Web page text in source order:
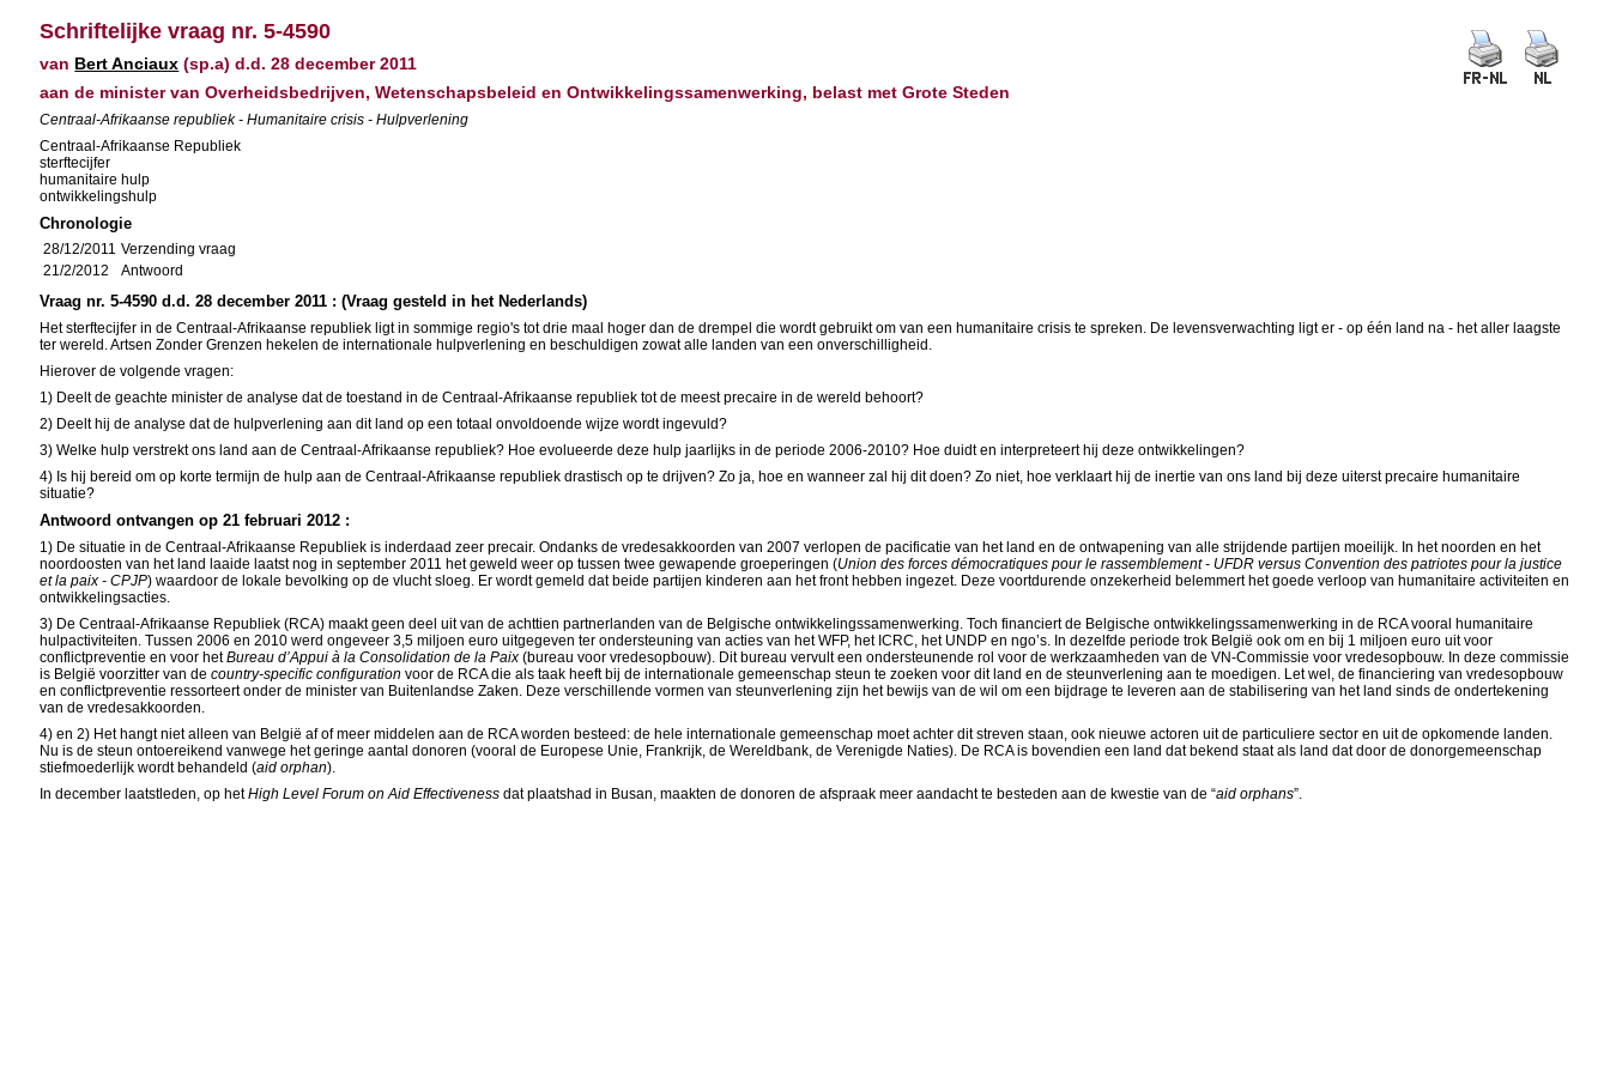
Schriftelijke vraag nr. 5-4590
van Bert Anciaux (sp.a) d.d. 28 december 2011
aan de minister van Overheidsbedrijven, Wetenschapsbeleid en Ontwikkelingssamenwerking, belast met Grote Steden
Centraal-Afrikaanse republiek - Humanitaire crisis - Hulpverlening
Centraal-Afrikaanse Republiek
sterftecijfer
humanitaire hulp
ontwikkelingshulp
Chronologie
28/12/2011 Verzending vraag
21/2/2012
Antwoord
Vraag nr. 5-4590 d.d. 28 december 2011 : (Vraag gesteld in het Nederlands)
Het sterftecijfer in de Centraal-Afrikaanse republiek ligt in sommige regio's tot drie maal hoger dan de drempel die wordt gebruikt om van een humanitaire crisis te spreken. De levensverwachting ligt er - op één land na - het aller laagste
ter wereld. Artsen Zonder Grenzen hekelen de internationale hulpverlening en beschuldigen zowat alle landen van een onverschilligheid.
Hierover de volgende vragen:
1) Deelt de geachte minister de analyse dat de toestand in de Centraal-Afrikaanse republiek tot de meest precaire in de wereld behoort?
2) Deelt hij de analyse dat de hulpverlening aan dit land op een totaal onvoldoende wijze wordt ingevuld?
3) Welke hulp verstrekt ons land aan de Centraal-Afrikaanse republiek? Hoe evolueerde deze hulp jaarlijks in de periode 2006-2010? Hoe duidt en interpreteert hij deze ontwikkelingen?
4) Is hij bereid om op korte termijn de hulp aan de Centraal-Afrikaanse republiek drastisch op te drijven? Zo ja, hoe en wanneer zal hij dit doen? Zo niet, hoe verklaart hij de inertie van ons land bij deze uiterst precaire humanitaire
situatie?
Antwoord ontvangen op 21 februari 2012 :
1) De situatie in de Centraal-Afrikaanse Republiek is inderdaad zeer precair. Ondanks de vredesakkoorden van 2007 verlopen de pacificatie van het land en de ontwapening van alle strijdende partijen moeilijk. In het noorden en het
noordoosten van het land laaide laatst nog in september 2011 het geweld weer op tussen twee gewapende groeperingen (Union des forces démocratiques pour le rassemblement - UFDR versus Convention des patriotes pour la justice
et la paix - CPJP) waardoor de lokale bevolking op de vlucht sloeg. Er wordt gemeld dat beide partijen kinderen aan het front hebben ingezet. Deze voortdurende onzekerheid belemmert het goede verloop van humanitaire activiteiten en
ontwikkelingsacties.
3) De Centraal-Afrikaanse Republiek (RCA) maakt geen deel uit van de achttien partnerlanden van de Belgische ontwikkelingssamenwerking. Toch financiert de Belgische ontwikkelingssamenwerking in de RCA vooral humanitaire
hulpactiviteiten. Tussen 2006 en 2010 werd ongeveer 3,5 miljoen euro uitgegeven ter ondersteuning van acties van het WFP, het ICRC, het UNDP en ngo’s. In dezelfde periode trok België ook om en bij 1 miljoen euro uit voor
conflictpreventie en voor hetBureau d’Appui à la Consolidation de la Paix(bureau voor vredesopbouw). Dit bureau vervult een ondersteunende rol voor de werkzaamheden van de VN-Commissie voor vredesopbouw. In deze commissie
is België voorzitter van decountry-specific configuration voor de RCA die als taak heeft bij de internationale gemeenschap steun te zoeken voor dit land en de steunverlening aan te moedigen. Let wel, de financiering van vredesopbouw
en conflictpreventie ressorteert onder de minister van Buitenlandse Zaken. Deze verschillende vormen van steunverlening zijn het bewijs van de wil om een bijdrage te leveren aan de stabilisering van het land sinds de ondertekening
van de vredesakkoorden.
4) en 2) Het hangt niet alleen van België af of meer middelen aan de RCA worden besteed: de hele internationale gemeenschap moet achter dit streven staan, ook nieuwe actoren uit de particuliere sector en uit de opkomende landen.
Nu is de steun ontoereikend vanwege het geringe aantal donoren (vooral de Europese Unie, Frankrijk, de Wereldbank, de Verenigde Naties). De RCA is bovendien een land dat bekend staat als land dat door de donorgemeenschap
stiefmoederlijk wordt behandeld (aid orphan).
In december laatstleden, op hetHigh Level Forum on Aid Effectiveness dat plaatshad in Busan, maakten de donoren de afspraak meer aandacht te besteden aan de kwestie van de “aid orphans”.